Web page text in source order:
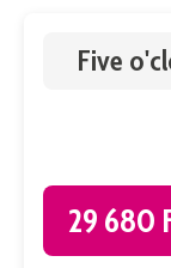
Five
29 680